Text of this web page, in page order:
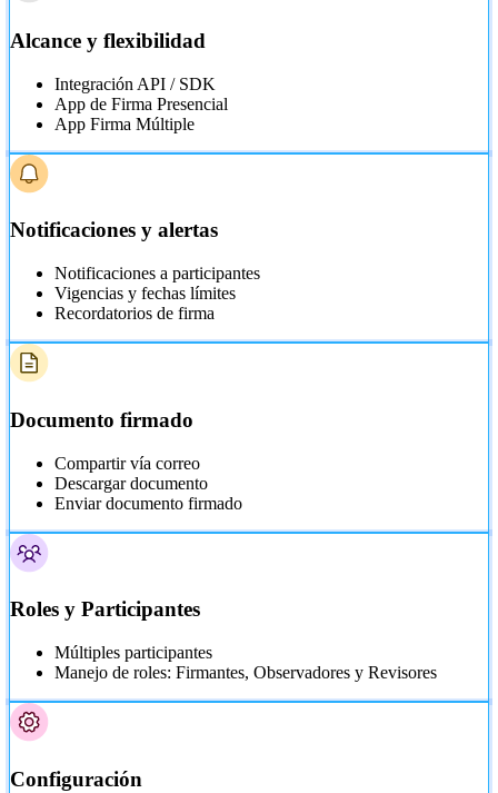
Alcance y flexibilidad
Integración API / SDK
App de Firma Presencial
App Firma Múltiple
Notificaciones y alertas
Notificaciones a participantes
Vigencias y fechas límites
Recordatorios de firma
Documento firmado
Compartir vía correo
Descargar documento
Enviar documento firmado
Roles y Participantes
Múltiples participantes
Manejo de roles: Firmantes, Observadores y Revisores
Configuración